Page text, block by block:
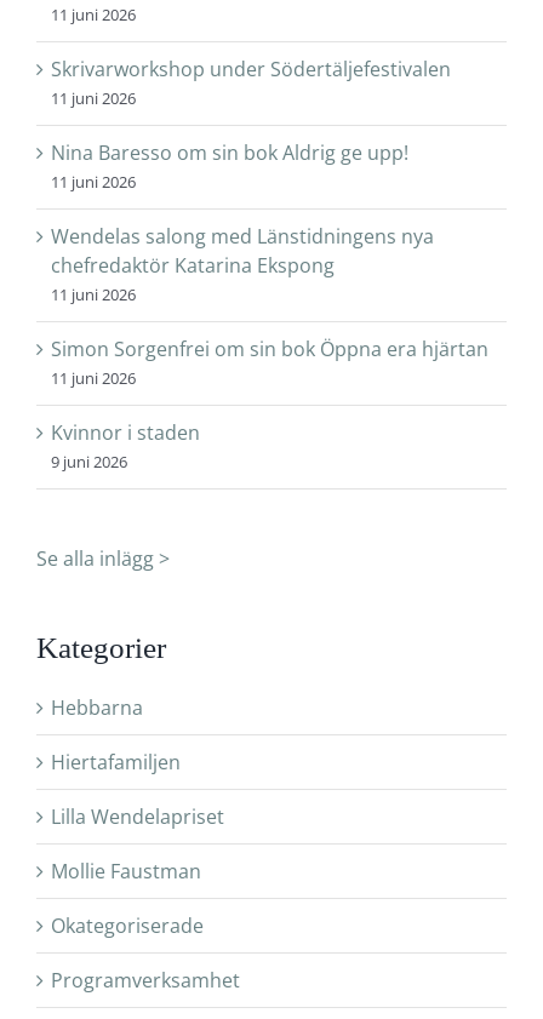
11 juni 2026
Skrivarworkshop under Södertäljefestivalen
11 juni 2026
Nina Baresso om sin bok Aldrig ge upp!
11 juni 2026
Wendelas salong med Länstidningens nya
chefredaktör Katarina Ekspong
11 juni 2026
Simon Sorgenfrei om sin bok Öppna era hjärtan
11 juni 2026
Kvinnor i staden
9 juni 2026
Se alla inlägg >
Kategorier
Hebbarna
Hiertafamiljen
Lilla Wendelapriset
Mollie Faustman
Okategoriserade
Programverksamhet